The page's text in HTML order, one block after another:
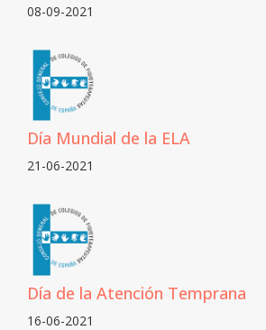
08-09-2021
Día Mundial de la ELA
21-06-2021
Día de la Atención Temprana
16-06-2021